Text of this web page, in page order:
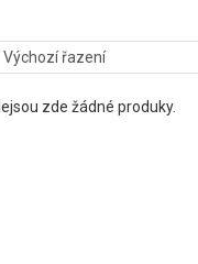
zde žádné produky.